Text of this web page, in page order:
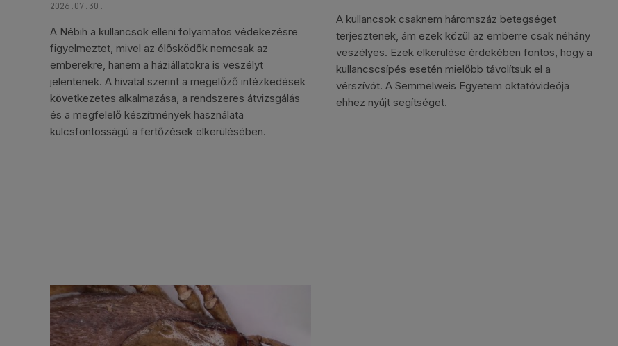
2026.07.30.
A Nébih a kullancsok elleni folyamatos védekezésre
figyelmeztet, mivel az élősködők nemcsak az
emberekre, hanem a háziállatokra is veszélyt
jelentenek. A hivatal szerint a megelőző intézkedések
következetes alkalmazása, a rendszeres átvizsgálás
és a megfelelő készítmények használata
kulcsfontosságú a fertőzések elkerülésében.
A kullancsok csaknem háromszáz betegséget
terjesztenek, ám ezek közül az emberre csak néhány
veszélyes. Ezek elkerülése érdekében fontos, hogy a
kullancscsípés esetén mielőbb távolítsuk el a
vérszívót. A Semmelweis Egyetem oktatóvideója
ehhez nyújt segítséget.